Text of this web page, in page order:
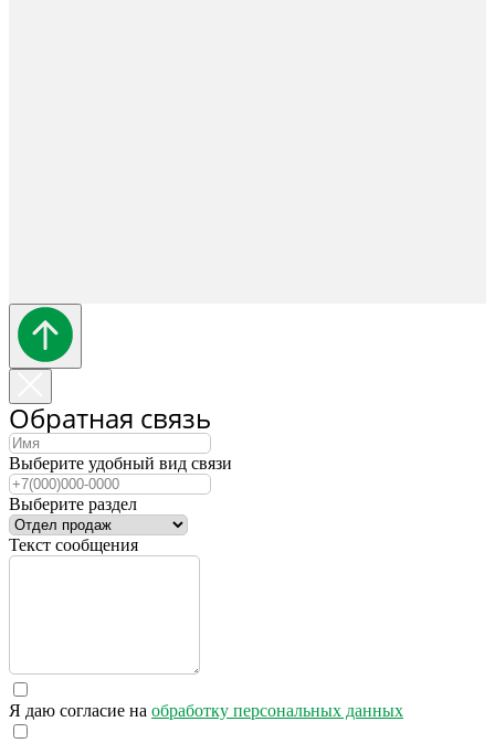
Обратная связь
Выберите удобный вид связи
Выберите раздел
Текст сообщения
Я даю согласие на обработку персональных данных